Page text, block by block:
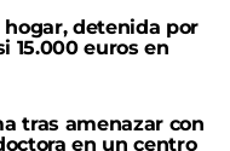
detenida por
15.000 euros en
tras amenazar con
en un centro